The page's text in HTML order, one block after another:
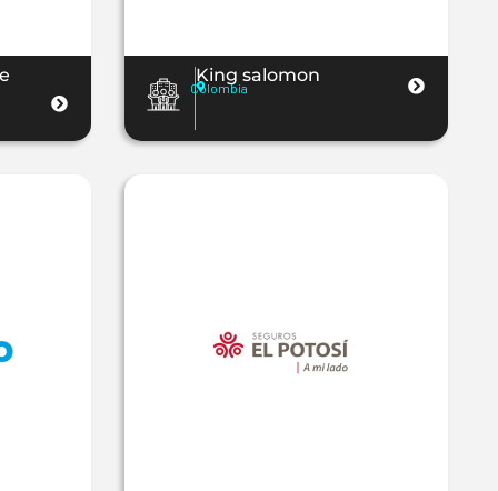
King salomon
Colombia